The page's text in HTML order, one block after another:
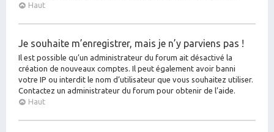
Haut
Je souhaite m’enregistrer, mais je n’y parviens pas !
Il est possible qu’un administrateur du forum ait désactivé la
création de nouveaux comptes. Il peut également avoir banni
votre IP ou interdit le nom d’utilisateur que vous souhaitez utiliser.
Contactez un administrateur du forum pour obtenir de l’aide.
Haut